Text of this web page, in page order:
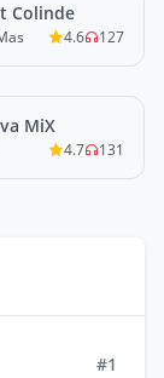
Colinde
4.6 127
MiX
4.7 131
#1